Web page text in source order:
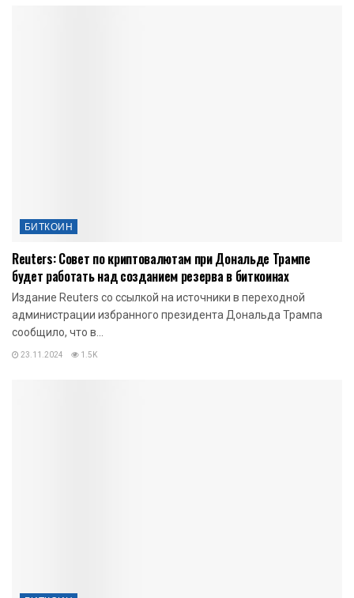
БИТКОИН
Reuters: Совет по криптовалютам при Дональде Трампе
будет работать над созданием резерва в биткоинах
Издание Reuters со ссылкой на источники в переходной
администрации избранного президента Дональда Трампа
сообщило, что в...
23.11.2024 1.5K